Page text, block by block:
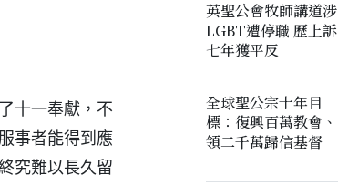
十一奉獻，不
事者能得到應
究難以長久留
英聖公會牧師講道涉
LGBT遭停職 歷上訴
七年獲平反
全球聖公宗十年目
標：復興百萬教會、
領二千萬歸信基督